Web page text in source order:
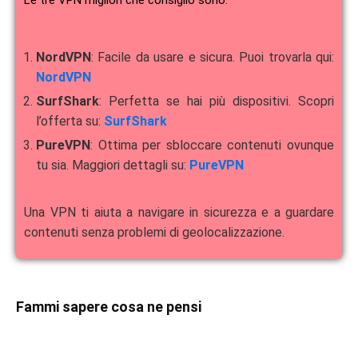
NordVPN: Facile da usare e sicura. Puoi trovarla qui:
NordVPN
SurfShark: Perfetta se hai più dispositivi. Scopri
l’offerta su: SurfShark
PureVPN: Ottima per sbloccare contenuti ovunque
tu sia. Maggiori dettagli su: PureVPN
Una VPN ti aiuta a navigare in sicurezza e a guardare
contenuti senza problemi di geolocalizzazione.
Fammi sapere cosa ne pensi